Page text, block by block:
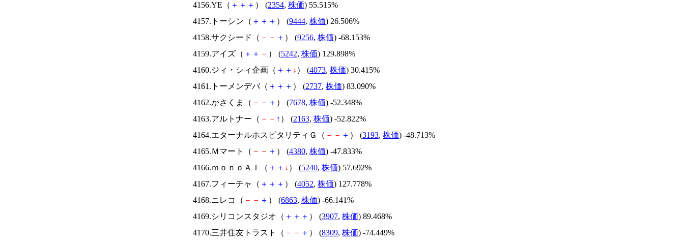
4156.YE（ ＋ ＋ ＋ ） (2354, 株価) 55.515%
4157.トーシン（ ＋ ＋ ＋ ） (9444, 株価) 26.506%
4158.サクシード（ － － ＋ ） (9256, 株価) -68.153%
4159.アイズ（ ＋ ＋ － ） (5242, 株価) 129.898%
4160.ジィ・シィ企画（ ＋ ＋ ↓ ） (4073, 株価) 30.415%
4161.トーメンデバ（ ＋ ＋ ＋ ） (2737, 株価) 83.090%
4162.かさくま（ － － ＋ ） (7678, 株価) -52.348%
4163.アルトナー（ － － ↑ ） (2163, 株価) -52.822%
4164.エターナルホスピタリティＧ（ － － ＋ ） (3193, 株価) -48.713%
4165.Ｍマート（ － － ＋ ） (4380, 株価) -47.833%
4166.ｍｏｎｏＡＩ（ ＋ ＋ ↓ ） (5240, 株価) 57.692%
4167.フィーチャ（ ＋ ＋ ＋ ） (4052, 株価) 127.778%
4168.ニレコ（ － － ＋ ） (6863, 株価) -66.141%
4169.シリコンスタジオ（ ＋ ＋ ＋ ） (3907, 株価) 89.468%
4170.三井住友トラスト（ － － ＋ ） (8309, 株価) -74.449%